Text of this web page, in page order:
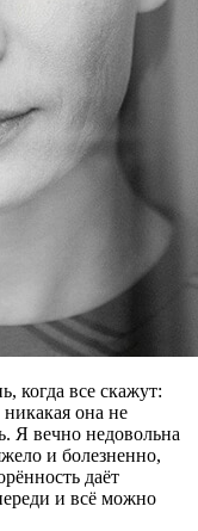
когда все скажут:
она не
Я вечно недовольна
и болезненно,
даёт
и всё можно